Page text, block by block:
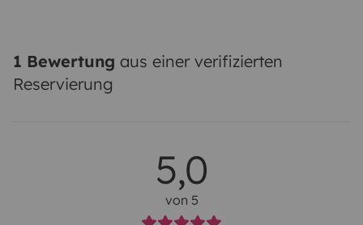
1 Bewertung aus einer verifizierten
Reservierung
5,0
von 5